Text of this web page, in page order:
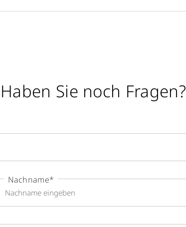
Haben Sie noch Fragen?
Nachname*